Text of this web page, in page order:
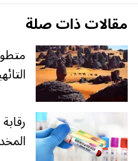
مقالات ذات صلة